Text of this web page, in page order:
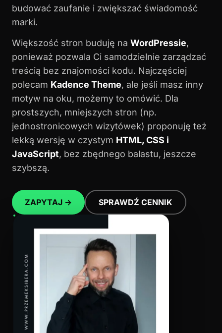
budować zaufanie i zwiększać świadomość
marki.
Większość stron buduję na WordPressie,
ponieważ pozwala Ci samodzielnie zarządzać
treścią bez znajomości kodu. Najczęściej
polecam Kadence Theme, ale jeśli masz inny
motyw na oku, możemy to omówić. Dla
prostszych, mniejszych stron (np.
jednostronicowych wizytówek) proponuję też
lekką wersję w czystym HTML, CSS i
JavaScript, bez zbędnego balastu, jeszcze
szybszą.
ZAPYTAJ → SPRAWDŹ CENNIK